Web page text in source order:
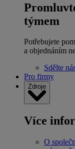
týmem
Potřebujete
a objednáním
Sdělte
Pro firmy
Zdroje
Více
O